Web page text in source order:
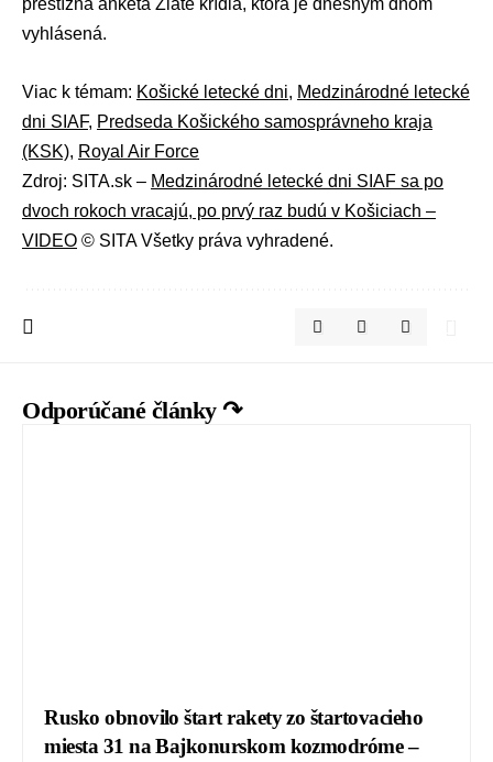
prestížna anketa Zlaté krídla, ktorá je dnešným dňom
vyhlásená.
Viac k témam: Košické letecké dni, Medzinárodné letecké
dni SIAF, Predseda Košického samosprávneho kraja
(KSK), Royal Air Force
Zdroj: SITA.sk – Medzinárodné letecké dni SIAF sa po
dvoch rokoch vracajú, po prvý raz budú v Košiciach –
VIDEO © SITA Všetky práva vyhradené.
Odporúčané články ↷
Rusko obnovilo štart rakety zo štartovacieho
miesta 31 na Bajkonurskom kozmodróme –